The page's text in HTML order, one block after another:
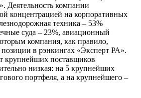
Деятельность компании
концентрацией на корпоративных
техника – 53%
суда – 23%, авиационный
компания, как правило,
в рэнкингах «Эксперт РА».
крупнейших поставщиков
низкая: на 5 крупнейших
портфеля, а на крупнейшего –